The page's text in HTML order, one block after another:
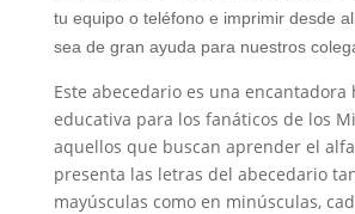
tu equipo o teléfono e imprimir desde
sea de gran ayuda para nuestros
Este abecedario es una
educativa para los fanáticos de los
aquellos que buscan aprender el
presenta las letras del abecedario
mayúsculas como en minúsculas,